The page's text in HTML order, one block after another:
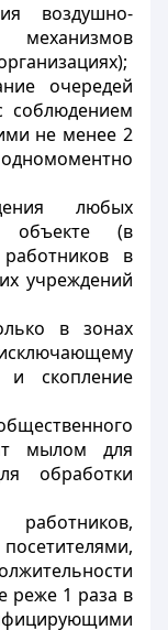
воздушно-
механизмов
очередей
соблюдением
не менее 2
любых
объекте (в
в
учреждений
в зонах
скопление
мылом для
обработки
реже 1 раза в